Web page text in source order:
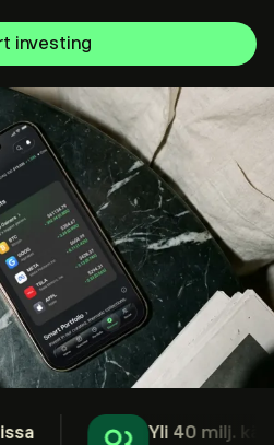
investing
Yli 40 milj.